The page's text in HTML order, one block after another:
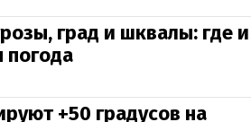
град и шквалы: где и
погода
+50 градусов на